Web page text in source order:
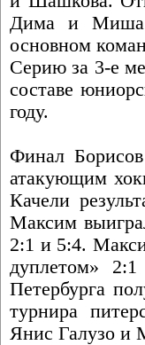
Дима и Миша
основном
Серию за 3-е
составе
году.
Финал
атакующим
Качели
Максим
2:1 и 5:4.
дуплетом»
Петербурга
турнира
Янис Галузо и